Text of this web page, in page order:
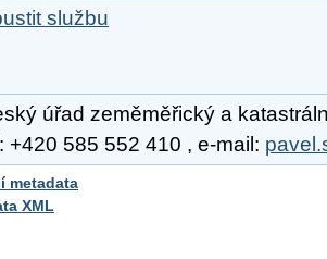
službu
úřad zeměměřický a
+420 585 552 410 , e-mail:
metadata
XML